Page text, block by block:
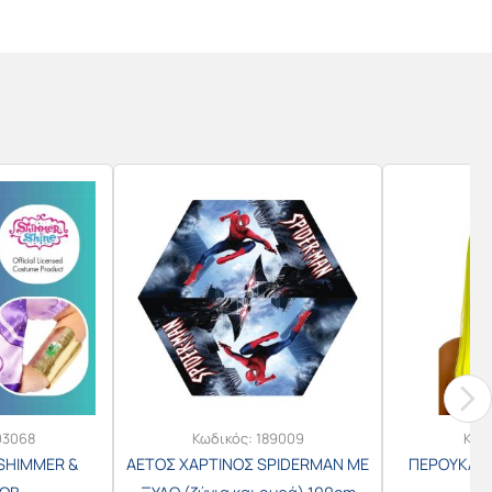
&
Κωδικός: 189009
ΑΕΤΟΣ ΧΑΡΤΙΝΟΣ SPIDERMAN ΜΕ
ΠΕΡΟΥΚΑ